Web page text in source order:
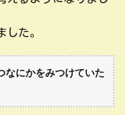
した。
なにかをみつけていた